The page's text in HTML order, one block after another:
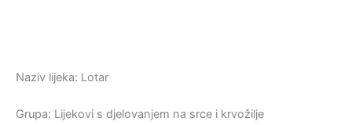
Naziv lijeka: Lotar
Grupa: Lijekovi s djelovanjem na srce i krvožilje